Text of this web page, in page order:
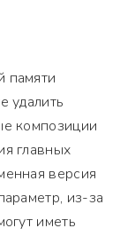
памяти
удалить
композиции
главных
версия
из-за
иметь